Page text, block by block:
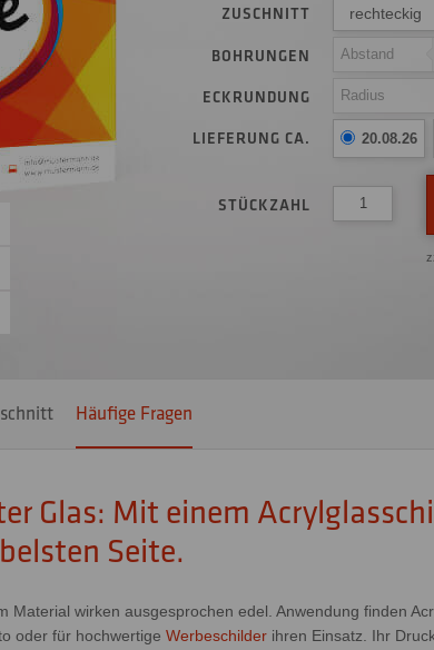
ZUSCHNITT rechteckig
BOHRUNGEN
ECKRUNDUNG
LIEFERUNG CA. 20.08.26
STÜCKZAHL
Häufige Fragen
Glas: Mit einem
Seite.
Material wirken ausgesprochen edel. Anwendung finden
oder für hochwertige Werbeschilder ihren Einsatz. Ihr